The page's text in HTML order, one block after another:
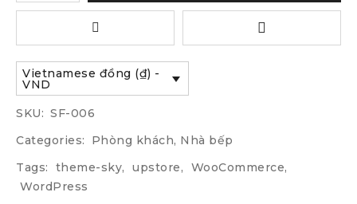
Vietnamese đồng (₫) -
VND
SKU: SF-006
Categories:
Phòng khách, Nhà bếp
Tags:
theme-sky, upstore, WooCommerce,
WordPress